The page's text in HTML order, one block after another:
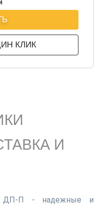
КЛИК
И
ДП-П - надежные и